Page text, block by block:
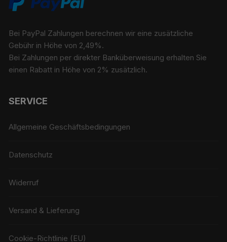
Bei PayPal Zahlungen berechnen wir eine zusätzliche
Gebühr in Höhe von 2,49%.
Bei Zahlungen per direkter Banküberweisung erhalten Sie
einen Rabatt in Höhe von 2% zusätzlich.
SERVICE
Allgemeine Geschäftsbedingungen
Datenschutz
Widerruf
Versand & Lieferung
Cookie-Richtlinie (EU)